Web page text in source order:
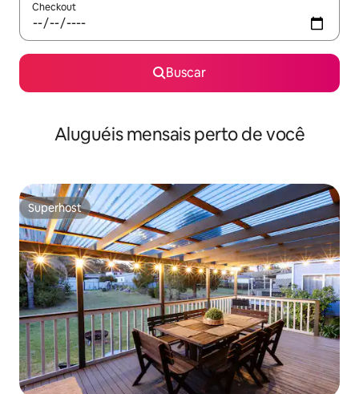
Checkout
Buscar
Aluguéis mensais perto de você
Superhost
Superhost